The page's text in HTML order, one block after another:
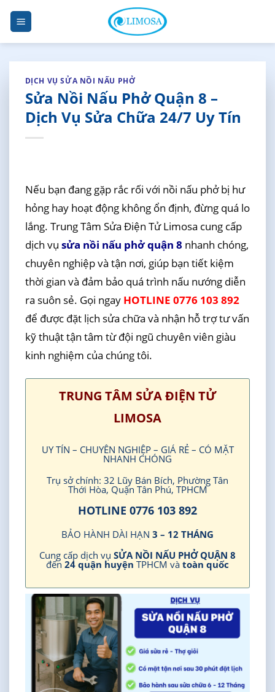
Skip
content
DỊCH VỤ SỬA NỒI NẤU PHỞ
Sửa Nồi Nấu Phở Quận 8 –
Dịch Vụ Sửa Chữa 24/7 Uy Tín
Nếu bạn đang gặp rắc rối với nồi nấu phở bị hư
hỏng hay hoạt động không ổn định, đừng quá lo
lắng. Trung Tâm Sửa Điện Tử Limosa cung cấp
dịch vụ sửa nồi nấu phở quận 8 nhanh chóng,
chuyên nghiệp và tận nơi, giúp bạn tiết kiệm
thời gian và đảm bảo quá trình nấu nướng diễn
ra suôn sẻ. Gọi ngay HOTLINE 0776 103 892
để được đặt lịch sửa chữa và nhận hỗ trợ tư vấn
kỹ thuật tận tâm từ đội ngũ chuyên viên giàu
kinh nghiệm của chúng tôi.
TRUNG TÂM SỬA ĐIỆN TỬ
LIMOSA
UY TÍN – CHUYÊN NGHIỆP – GIÁ RẺ – CÓ MẶT
NHANH CHÓNG
Trụ sở chính: 32 Lũy Bán Bích, Phường Tân
Thới Hòa, Quận Tân Phú, TPHCM
HOTLINE 0776 103 892
BẢO HÀNH DÀI HẠN 3 – 12 THÁNG
Cung cấp dịch vụ SỬA NỒI NẤU PHỞ QUẬN 8
đến 24 quận huyện TPHCM và toàn quốc